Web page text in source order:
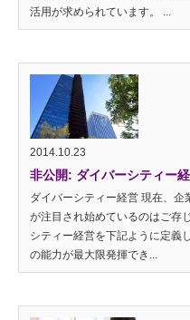
活用が求められています。 ...
2014.10.23
非公開: ダイバーシティー
ダイバーシティー経営 現在、
が注目され始めているのはご存
シティー経営を下記ように定義
の能力が最大限発揮でき...